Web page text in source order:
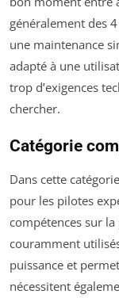
généralement des
une maintenance
adapté à une
trop d’exigences
chercher.
Catégorie
Dans cette
pour les pilotes
compétences sur
couramment
puissance et
nécessitent